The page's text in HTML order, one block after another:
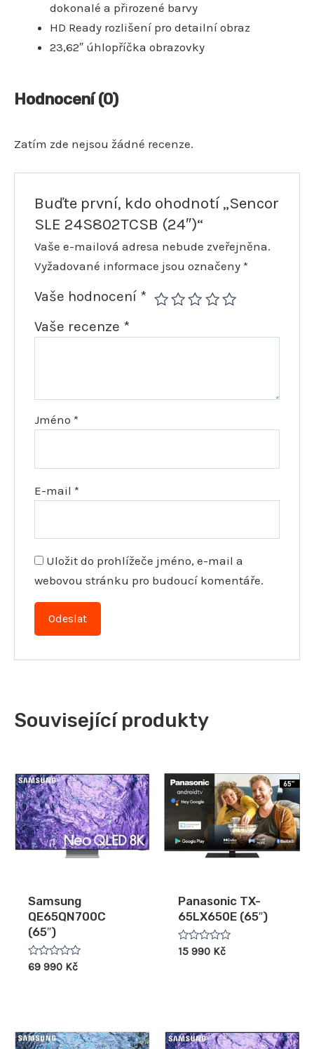
dokonalé a přirozené barvy
HD Ready rozlišení pro detailní obraz
23,62″ úhlopříčka obrazovky
Hodnocení (0)
Zatím zde nejsou žádné recenze.
Buďte první, kdo ohodnotí „Sencor
SLE 24S802TCSB (24″)“
Vaše e-mailová adresa nebude zveřejněna.
Vyžadované informace jsou označeny*
Vaše hodnocení *
Vaše recenze *
Jméno*
E-mail*
Uložit do prohlížeče jméno, e-mail a
webovou stránku pro budoucí komentáře.
Související produkty
Samsung
QE65QN700C
(65″)
Hodnocení
69 990 Kč
Panasonic TX-
65LX650E (65″)
Hodnocení
15 990 Kč